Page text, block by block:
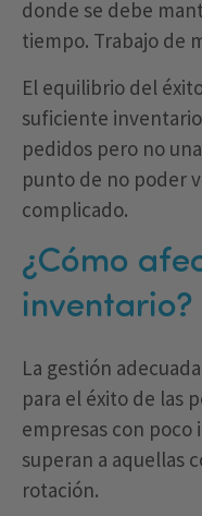
donde se debe
tiempo. Trabajo de
El equilibrio del
suficiente
pedidos pero no
punto de no poder
complicado.
¿Cómo
inventario?
La gestión
para el éxito de las
empresas con
superan a aquellas
rotación.